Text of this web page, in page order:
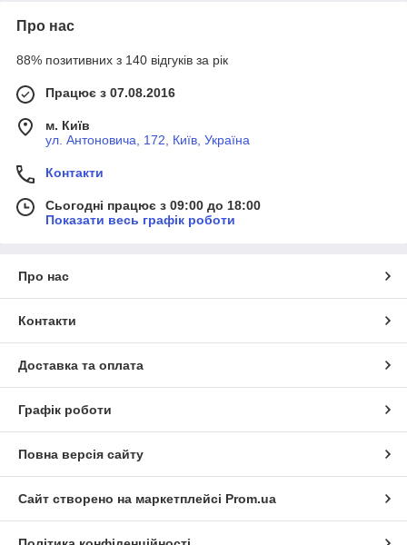
Про нас
88% позитивних з 140 відгуків за рік
Працює з 07.08.2016
м. Київ
ул. Антоновича, 172, Київ, Україна
Контакти
Сьогодні працює з 09:00 до 18:00
Показати весь графік роботи
Про нас
Контакти
Доставка та оплата
Графік роботи
Повна версія сайту
Сайт створено на маркетплейсі Prom.ua